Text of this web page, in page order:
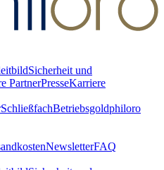
Sicherheit und
PartnerPresseKarriere
SchließfachBetriebsgoldphiloro
NewsletterFAQ